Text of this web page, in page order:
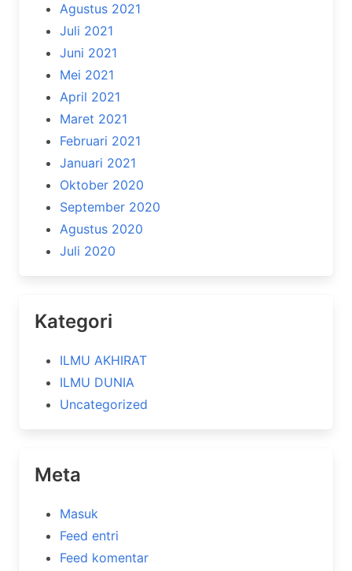
Agustus 2021
Juli 2021
Juni 2021
Mei 2021
April 2021
Maret 2021
Februari 2021
Januari 2021
Oktober 2020
September 2020
Agustus 2020
Juli 2020
Kategori
ILMU AKHIRAT
ILMU DUNIA
Uncategorized
Meta
Masuk
Feed entri
Feed komentar